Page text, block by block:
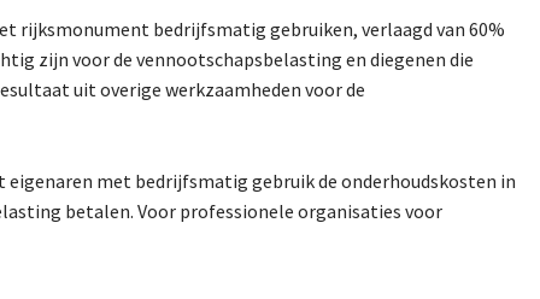
rijksmonument bedrijfsmatig gebruiken, verlaagd van 60%
zijn voor de vennootschapsbelasting en diegenen die
uit overige werkzaamheden voor de
eigenaren met bedrijfsmatig gebruik de onderhoudskosten in
betalen. Voor professionele organisaties voor